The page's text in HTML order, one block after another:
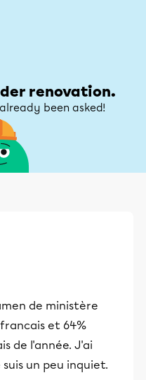
renovation.
been asked!
de ministère
et 64%
de l'année. J'ai
suis un peu inquiet.